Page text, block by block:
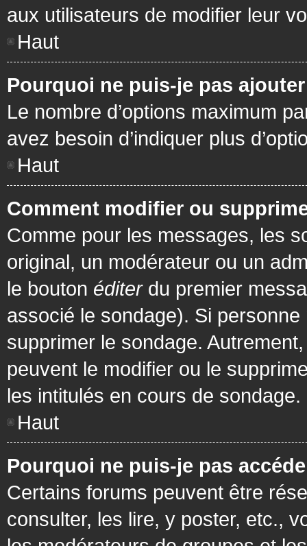
aux utilisateurs de modifier leur
Haut
Pourquoi ne puis-je pas
Le nombre d’options maximum
avez besoin d’indiquer plus
Haut
Comment modifier ou
Comme pour les messages, les
original, un modérateur ou un
le bouton éditerdu premier
associé le sondage). Si personne
supprimer le sondage.
peuvent le modifier ou le
les intitulés en cours de sondage.
Haut
Pourquoi ne puis-je pas
Certains forums peuvent être
consulter, les lire, y poster, etc.,